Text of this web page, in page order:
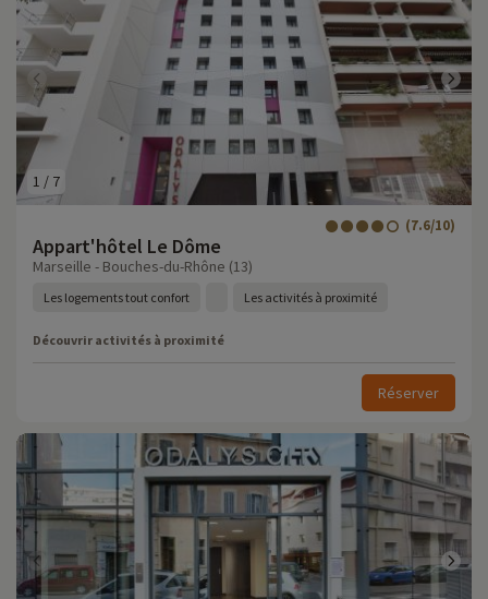
1 / 7
Appart'hôtel Le Dôme
(7.6/10)
Marseille - Bouches-du-Rhône (13)
Les logements tout confort Les activités à proximité
Découvrir activités à proximité
Réserver